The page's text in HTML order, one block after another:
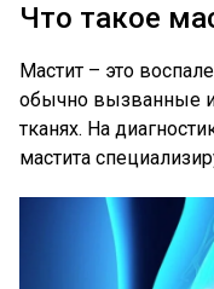
Что такое
Мастит – это
обычно вызванные
тканях. На
мастита